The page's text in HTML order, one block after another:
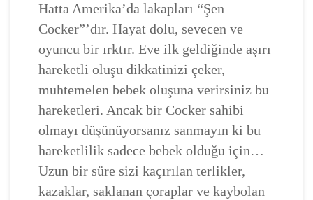
Hatta Amerika’da lakapları “Şen
Cocker”’dır. Hayat dolu, sevecen ve
oyuncu bir ırktır. Eve ilk geldiğinde aşırı
hareketli oluşu dikkatinizi çeker,
muhtemelen bebek oluşuna verirsiniz bu
hareketleri. Ancak bir Cocker sahibi
olmayı düşünüyorsanız sanmayın ki bu
hareketlilik sadece bebek olduğu için…
Uzun bir süre sizi kaçırılan terlikler,
kazaklar, saklanan çoraplar ve kaybolan